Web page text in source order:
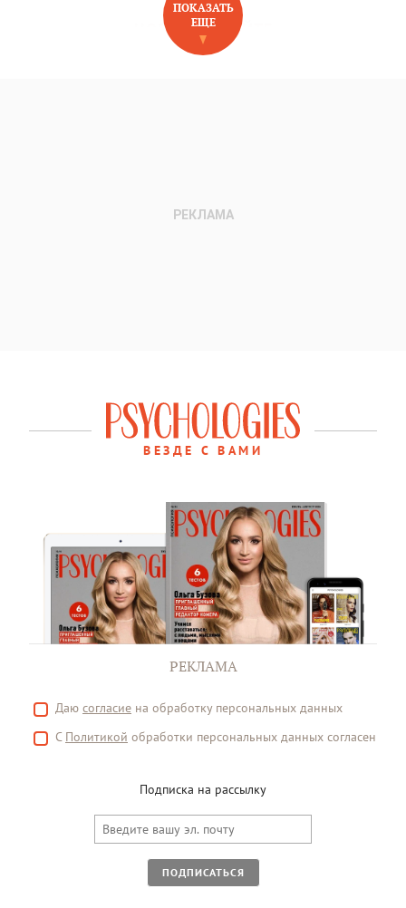
НОВОЕ НА САЙТЕ
ПОКАЗАТЬ
ЕЩЕ
ВЕЗДЕ С ВАМИ
РЕКЛАМА
Даю согласие на обработку персональных данных
С Политикой обработки персональных данных согласен
Подписка на рассылку
ПОДПИСАТЬСЯ